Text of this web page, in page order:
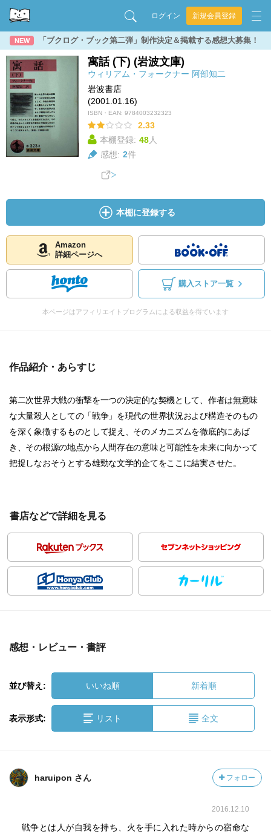
ログイン 新規会員登録
NEW 「ブクログ・ブック第二弾」制作決定＆掲載する感想大募集！
寓話 (下) (岩波文庫)
ウィリアム・フォークナー 阿部知二
岩波書店
(2001.01.16)
ISBN・EAN: 9784003232323
2.33
本棚登録: 48人
感想: 2件
本棚に登録する
Amazon
詳細ページへ
購入ストア一覧
本ページはアフィリエイトプログラムによる収益を得ています
作品紹介・あらすじ
第二次世界大戦の衝撃を一つの決定的な契機として、作者は無意味
な大量殺人としての「戦争」を現代の世界状況および構造そのもの
を深く象徴するものとして捉え、そのメカニズムを徹底的にあば
き、その根源の地点から人間存在の意味と可能性を未来に向かって
把捉しなおそうとする雄勁な文学的企てをここに結実させた。
書店などで詳細を見る
感想・レビュー・書評
並び替え: いいね順 新着順
表示形式: リスト 全文
haruipon さん フォロー
2016.12.10
戦争とは人が自我を持ち、火を手に入れた時からの宿命な